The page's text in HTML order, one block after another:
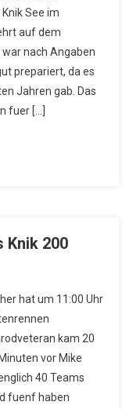
See im
auf dem
nach Angaben
prepariert, da es
Jahren gab. Das
fuer […]
Knik 200
hat um 11:00 Uhr
kam 20
vor Mike
40 Teams
fuenf haben